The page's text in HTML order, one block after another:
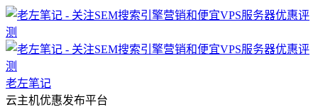
老左笔记
云主机优惠发布平台